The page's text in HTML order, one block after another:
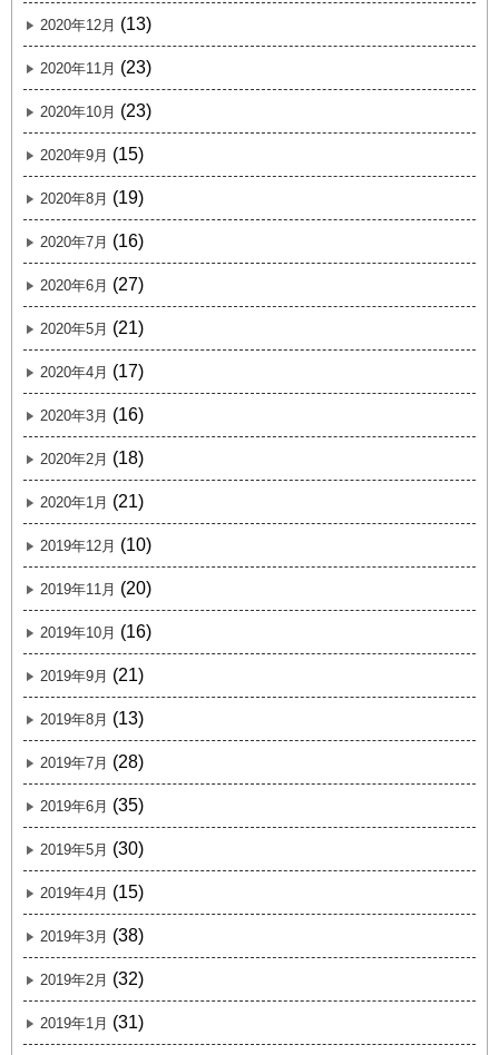
2020年12月 (13)
2020年11月 (23)
2020年10月 (23)
2020年9月 (15)
2020年8月 (19)
2020年7月 (16)
2020年6月 (27)
2020年5月 (21)
2020年4月 (17)
2020年3月 (16)
2020年2月 (18)
2020年1月 (21)
2019年12月 (10)
2019年11月 (20)
2019年10月 (16)
2019年9月 (21)
2019年8月 (13)
2019年7月 (28)
2019年6月 (35)
2019年5月 (30)
2019年4月 (15)
2019年3月 (38)
2019年2月 (32)
2019年1月 (31)